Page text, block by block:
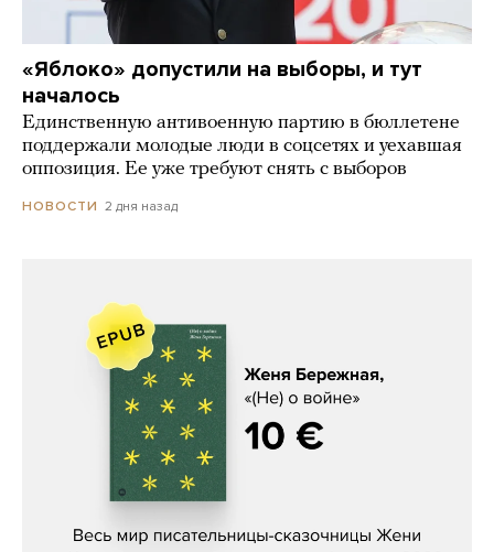
«Яблоко» допустили на выборы, и тут
началось
Единственную антивоенную партию в бюллетене
поддержали молодые люди в соцсетях и уехавшая
оппозиция. Ее уже требуют снять с выборов
НОВОСТИ 2 дня назад
Женя Бережная, «(Не) о войне»